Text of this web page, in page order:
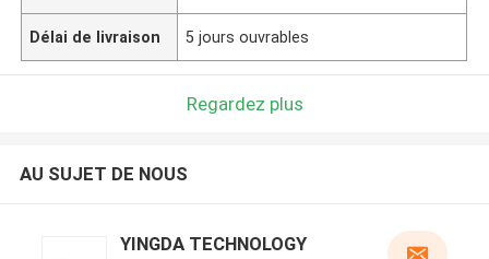
Délai de livraison 5 jours ouvrables
Regardez plus
AU SUJET DE NOUS
YINGDA TECHNOLOGY